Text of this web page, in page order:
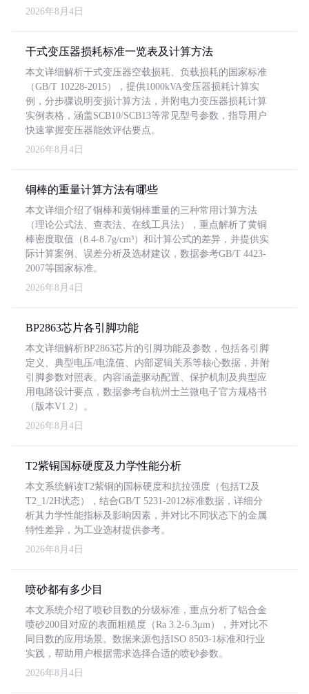
2026年8月4日
干式变压器损耗标准一览表及计算方法
本文详细解析干式变压器空载损耗、负载损耗的国家标准
（GB/T 10228-2015），提供1000kVA变压器损耗计算实
例，分步骤说明变损计算方法，并附电力变压器损耗计算
实例表格，涵盖SCB10/SCB13等常见型号参数，指导用户
快速掌握变压器能效评估要点。
2026年8月4日
铜棒的重量计算方法有哪些
本文详细介绍了铜棒和黄铜棒重量的三种常用计算方法
（理论公式法、查表法、在线工具法），重点解析了黄铜
棒密度取值（8.4-8.7g/cm³）和计算公式的差异，并提供实
际计算案例、误差分析及选材建议，数据参考GB/T 4423-
2007等国家标准。
2026年8月4日
BP2863芯片各引脚功能
本文详细解析BP2863芯片的引脚功能及参数，包括各引脚
定义、典型电压/电流值、内部逻辑关系等核心数据，并附
引脚参数对照表。内容涵盖驱动配置、保护机制及典型应
用电路设计要点，数据参考自杭州士兰微电子官方规格书
（版本V1.2）。
2026年8月4日
T2紫铜国标硬度及力学性能分析
本文系统解读T2紫铜的国标硬度和抗拉强度（包括T2及
T2_1/2H状态），结合GB/T 5231-2012标准数据，详细分
析其力学性能指标及影响因素，并对比不同状态下的金属
特性差异，为工业选材提供参考。
2026年8月4日
喷砂都有多少目
本文系统介绍了喷砂目数的分级标准，重点分析了铝合金
喷砂200目对应的表面粗糙度（Ra 3.2-6.3μm），并对比不
同目数的应用场景。数据来源包括ISO 8503-1标准和行业
实践，帮助用户根据需求选择合适的喷砂参数。
2026年8月4日